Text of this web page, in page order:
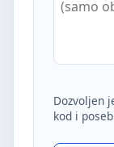
Dozvoljen
kod i